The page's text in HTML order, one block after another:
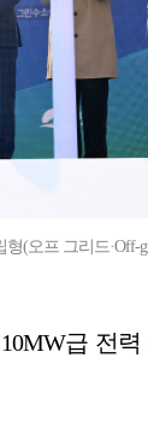
(오프 그리드·Off-
급 전